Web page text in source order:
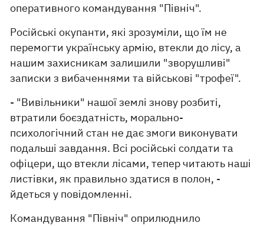
оперативного командування "Північ".
Російські окупанти, які зрозуміли, що їм не
перемогти українську армію, втекли до лісу, а
нашим захисникам залишили "зворушливі"
записки з вибаченнями та військові "трофеї".
- "Вивільники" нашої землі знову розбиті,
втратили боєздатність, морально-
психологічний стан не дає змоги виконувати
подальші завдання. Всі російські солдати та
офіцери, що втекли лісами, тепер читають наші
листівки, як правильно здатися в полон, -
йдеться у повідомленні.
Командування "Північ" оприлюднило